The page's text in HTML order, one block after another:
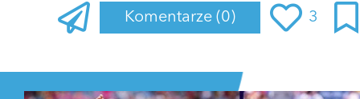
Komentarze (0) 3